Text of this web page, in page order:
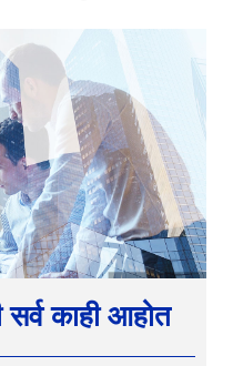
काही आहोत